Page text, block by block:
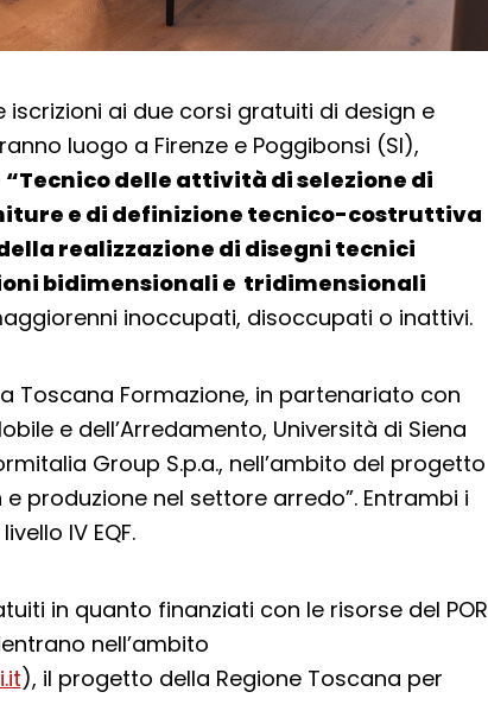
iscrizioni ai due corsi gratuiti di design e
luogo a Firenze e Poggibonsi (SI),
“Tecnico delle attività di selezione di
e di definizione tecnico-costruttiva
realizzazione di disegni tecnici
bidimensionali e tridimensionali
inoccupati, disoccupati o inattivi.
Toscana Formazione, in partenariato con
e dell’Arredamento, Università di Siena
Group S.p.a., nell’ambito del progetto
e produzione nel settore arredo”. Entrambi i
IV EQF.
in quanto finanziati con le risorse del POR
nell’ambito
), il progetto della Regione Toscana per